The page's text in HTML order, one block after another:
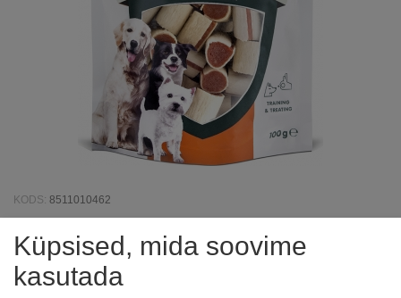
KODS: 8511010462
Boxby Sushi koertele 100g
Küpsised, mida soovime
kasutada